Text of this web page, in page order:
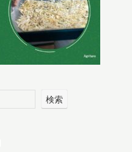
検索